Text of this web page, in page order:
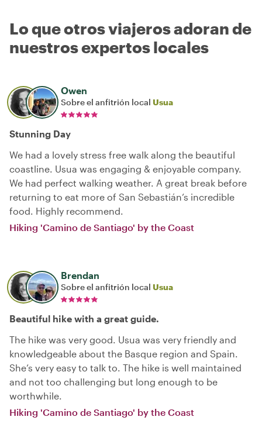
Lo que otros viajeros adoran de
nuestros expertos locales
Owen
Sobre el anfitrión local Usua
Stunning Day
We had a lovely stress free walk along the beautiful
coastline. Usua was engaging & enjoyable company.
We had perfect walking weather. A great break before
returning to eat more of San Sebastián’s incredible
food. Highly recommend.
Hiking 'Camino de Santiago' by the Coast
Brendan
Sobre el anfitrión local Usua
Beautiful hike with a great guide.
The hike was very good. Usua was very friendly and
knowledgeable about the Basque region and Spain.
She’s very easy to talk to. The hike is well maintained
and not too challenging but long enough to be
worthwhile.
Hiking 'Camino de Santiago' by the Coast